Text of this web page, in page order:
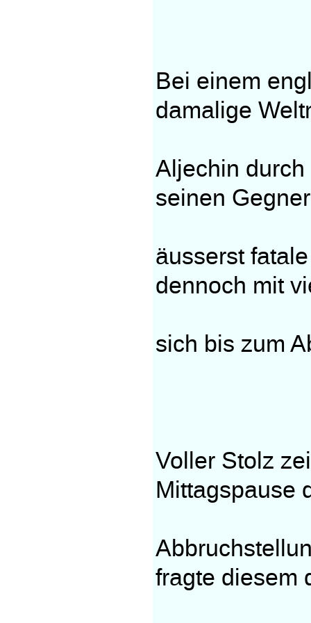
Bei einem
damalige
Aljechin
seinen
äusserst
dennoch mit
sich bis zum
Voller Stolz
Mittagspause
fragte diesem